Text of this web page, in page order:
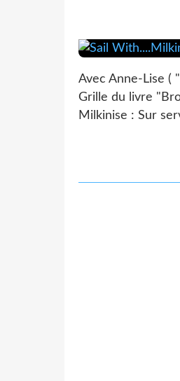
Avec Anne-Lise (
Grille du livre
Milkinise : Sur